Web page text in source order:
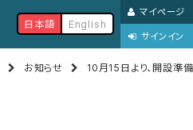
日本語 English
マイページ
サインイン
お知らせ 10月15日より、開設準